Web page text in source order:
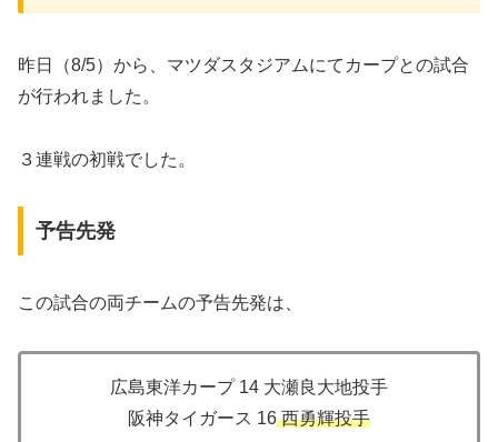
昨日（8/5）から、マツダスタジアムにてカープとの試合
が行われました。
３連戦の初戦でした。
予告先発
この試合の両チームの予告先発は、
広島東洋カープ 14 大瀬良大地投手
阪神タイガース 16西勇輝投手